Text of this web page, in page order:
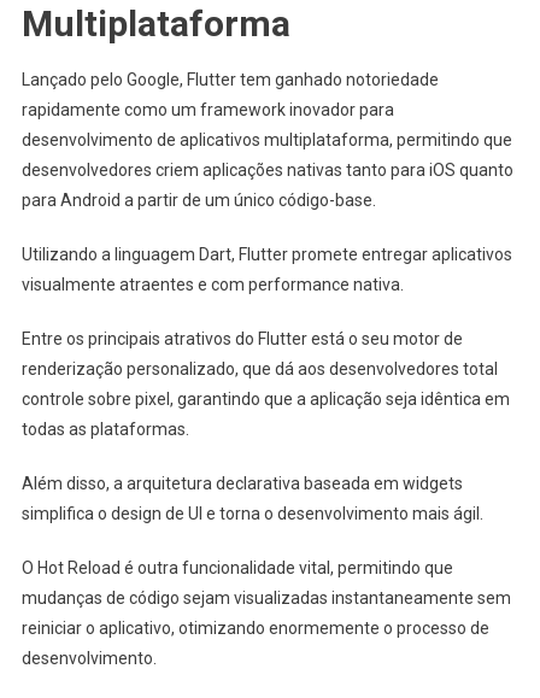
Multiplataforma
Lançado pelo Google, Flutter tem ganhado notoriedade
rapidamente como um framework inovador para
desenvolvimento de aplicativos multiplataforma, permitindo que
desenvolvedores criem aplicações nativas tanto para iOS quanto
para Android a partir de um único código-base.
Utilizando a linguagem Dart, Flutter promete entregar aplicativos
visualmente atraentes e com performance nativa.
Entre os principais atrativos do Flutter está o seu motor de
renderização personalizado, que dá aos desenvolvedores total
controle sobre pixel, garantindo que a aplicação seja idêntica em
todas as plataformas.
Além disso, a arquitetura declarativa baseada em widgets
simplifica o design de UI e torna o desenvolvimento mais ágil.
O Hot Reload é outra funcionalidade vital, permitindo que
mudanças de código sejam visualizadas instantaneamente sem
reiniciar o aplicativo, otimizando enormemente o processo de
desenvolvimento.